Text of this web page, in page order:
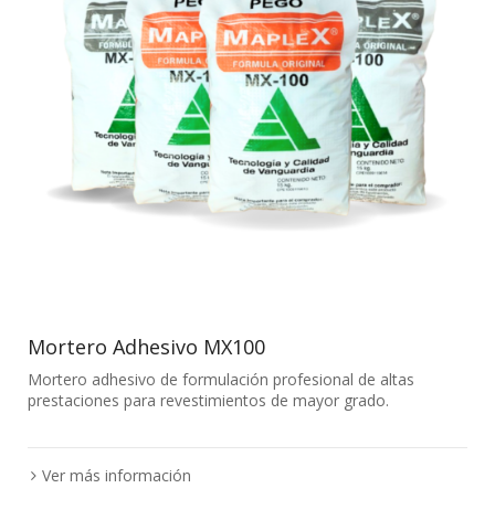
Mortero Adhesivo MX100
Mortero adhesivo de formulación profesional de altas
prestaciones para revestimientos de mayor grado.
Ver más información